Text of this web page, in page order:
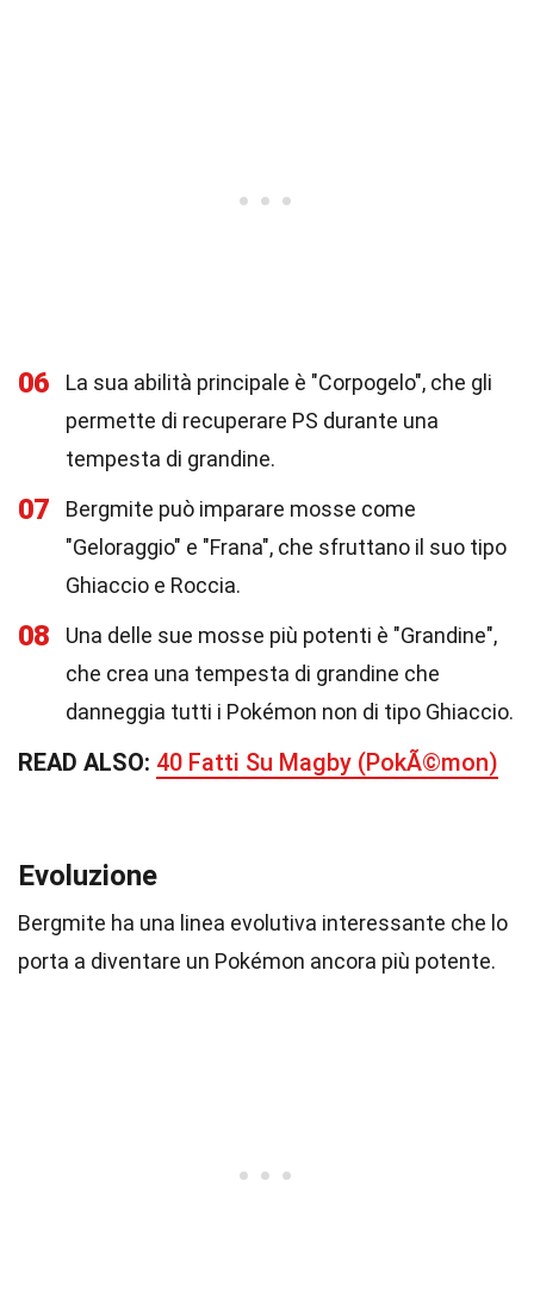
06
La sua abilità principale è "Corpogelo", che gli
permette di recuperare PS durante una
tempesta di grandine.
07
Bergmite può imparare mosse come
"Geloraggio" e "Frana", che sfruttano il suo tipo
Ghiaccio e Roccia.
08
Una delle sue mosse più potenti è "Grandine",
che crea una tempesta di grandine che
danneggia tutti i Pokémon non di tipo Ghiaccio.
READ ALSO: 40 Fatti Su Magby (PokÃ©mon)
Evoluzione
Bergmite ha una linea evolutiva interessante che lo
porta a diventare un Pokémon ancora più potente.